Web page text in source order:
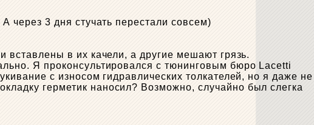
через 3 дня стучать перестали совсем)
вставлены в их качели, а другие мешают грязь.
Я проконсультировался с тюнинговым бюро Lacetti
с износом гидравлических толкателей, но я даже не
герметик наносил? Возможно, случайно был слегка